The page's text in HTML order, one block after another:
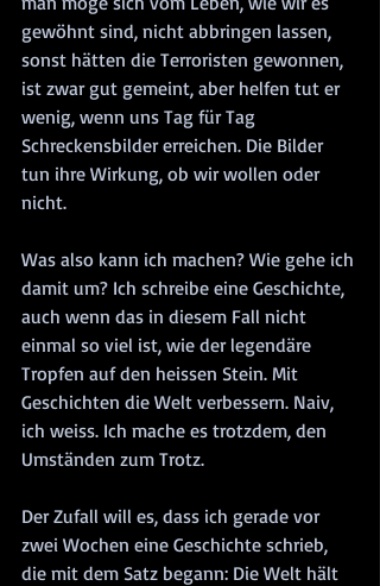
gewöhnt sind, nicht abbringen lassen,
sonst hätten die Terroristen gewonnen,
ist zwar gut gemeint, aber helfen tut er
wenig, wenn uns Tag für Tag
Schreckensbilder erreichen. Die Bilder
tun ihre Wirkung, ob wir wollen oder
nicht.
Was also kann ich machen? Wie gehe ich
damit um? Ich schreibe eine Geschichte,
auch wenn das in diesem Fall nicht
einmal so viel ist, wie der legendäre
Tropfen auf den heissen Stein. Mit
Geschichten die Welt verbessern. Naiv,
ich weiss. Ich mache es trotzdem, den
Umständen zum Trotz.
Der Zufall will es, dass ich gerade vor
zwei Wochen eine Geschichte schrieb,
die mit dem Satz begann: Die Welt hält